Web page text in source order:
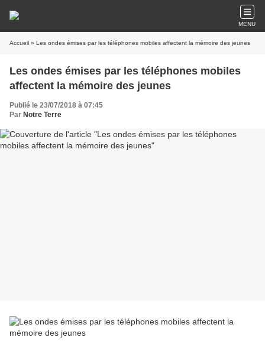
MENU
Accueil » Les ondes émises par les téléphones mobiles affectent la mémoire des jeunes
Les ondes émises par les téléphones mobiles
affectent la mémoire des jeunes
Publié le 23/07/2018 à 07:45
Par Notre Terre